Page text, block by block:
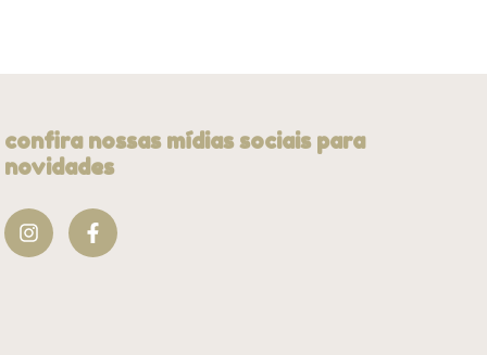
confira nossas mídias sociais para
novidades